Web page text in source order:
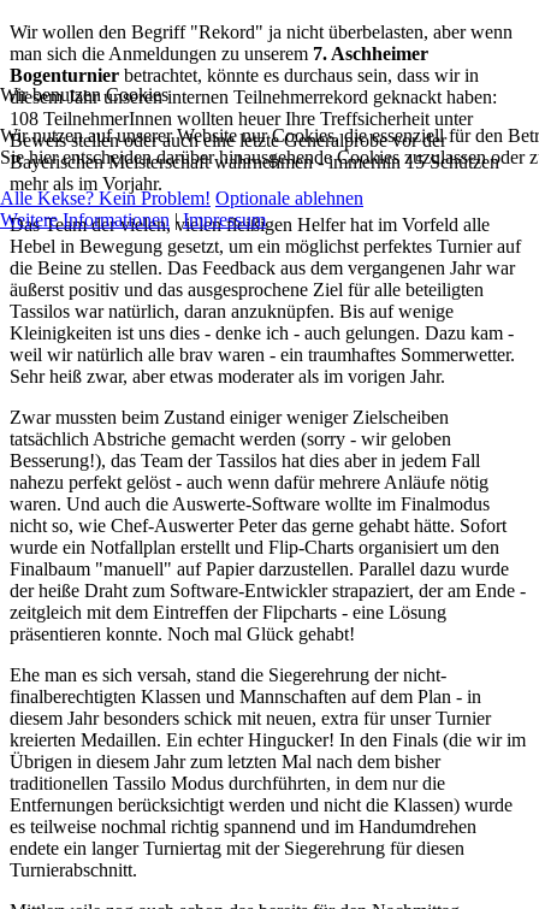
Wir wollen den Begriff "Rekord" ja nicht überbelasten, aber wenn
man sich die Anmeldungen zu unserem 7. Aschheimer
Bogenturnier betrachtet, könnte es durchaus sein, dass wir in
diesem Jahr unseren internen Teilnehmerrekord geknackt haben:
108 TeilnehmerInnen wollten heuer Ihre Treffsicherheit unter
Beweis stellen oder auch eine letzte Generalprobe vor der
Bayerischen Meisterschaft wahrnehmen - immerhin 15 Schützen
mehr als im Vorjahr.
Das Team der vielen, vielen fleißigen Helfer hat im Vorfeld alle
Hebel in Bewegung gesetzt, um ein möglichst perfektes Turnier auf
die Beine zu stellen. Das Feedback aus dem vergangenen Jahr war
äußerst positiv und das ausgesprochene Ziel für alle beteiligten
Tassilos war natürlich, daran anzuknüpfen. Bis auf wenige
Kleinigkeiten ist uns dies - denke ich - auch gelungen. Dazu kam -
weil wir natürlich alle brav waren - ein traumhaftes Sommerwetter.
Sehr heiß zwar, aber etwas moderater als im vorigen Jahr.
Zwar mussten beim Zustand einiger weniger Zielscheiben
tatsächlich Abstriche gemacht werden (sorry - wir geloben
Besserung!), das Team der Tassilos hat dies aber in jedem Fall
nahezu perfekt gelöst - auch wenn dafür mehrere Anläufe nötig
waren. Und auch die Auswerte-Software wollte im Finalmodus
nicht so, wie Chef-Auswerter Peter das gerne gehabt hätte. Sofort
wurde ein Notfallplan erstellt und Flip-Charts organisiert um den
Finalbaum "manuell" auf Papier darzustellen. Parallel dazu wurde
der heiße Draht zum Software-Entwickler strapaziert, der am Ende -
zeitgleich mit dem Eintreffen der Flipcharts - eine Lösung
präsentieren konnte. Noch mal Glück gehabt!
Ehe man es sich versah, stand die Siegerehrung der nicht-
finalberechtigten Klassen und Mannschaften auf dem Plan - in
diesem Jahr besonders schick mit neuen, extra für unser Turnier
kreierten Medaillen. Ein echter Hingucker! In den Finals (die wir im
Übrigen in diesem Jahr zum letzten Mal nach dem bisher
traditionellen Tassilo Modus durchführten, in dem nur die
Entfernungen berücksichtigt werden und nicht die Klassen) wurde
es teilweise nochmal richtig spannend und im Handumdrehen
endete ein langer Turniertag mit der Siegerehrung für diesen
Turnierabschnitt.
Wir benutzen Cookies
Wir nutzen auf unserer Website nur Cookies, die essenziell für den
Sie hier entscheiden darüber hinausgehende Cookies zuzulassen oder
Alle Kekse? Kein Problem! Optionale ablehnen
Weitere Informationen |Impressum